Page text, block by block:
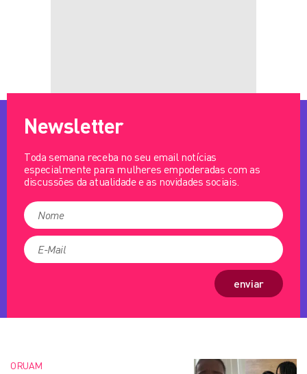
Newsletter
Toda semana receba no seu email notícias
especialmente para mulheres empoderadas com as
discussões da atualidade e as novidades sociais.
enviar
ORUAM